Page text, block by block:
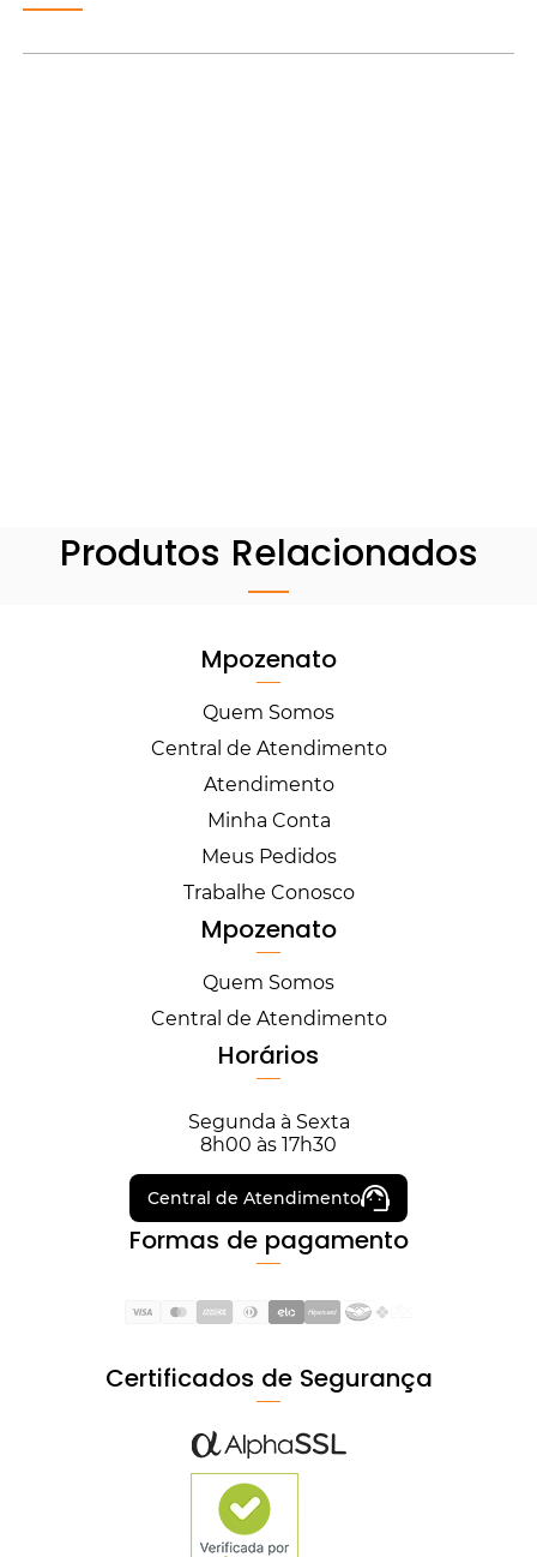
Produtos Relacionados
Mpozenato
Quem Somos
Central de Atendimento
Atendimento
Minha Conta
Meus Pedidos
Trabalhe Conosco
Mpozenato
Quem Somos
Central de Atendimento
Horários
Segunda à Sexta
8h00 às 17h30
Central de Atendimento
Formas de pagamento
Certificados de Segurança